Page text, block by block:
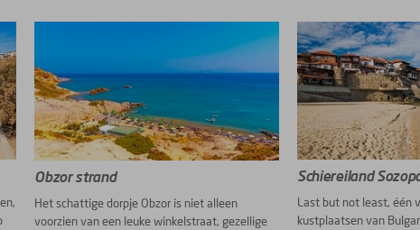
Obzor strand
Het schattige dorpje Obzor is niet alleen
voorzien van een leuke winkelstraat, gezellige
Schiereiland
Last but not least, één
kustplaatsen van